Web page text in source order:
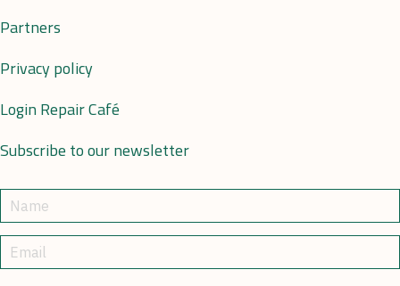
Partners
Privacy policy
Login Repair Café
Subscribe to our newsletter